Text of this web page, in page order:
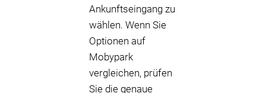
Ankunftseingang zu
wählen. Wenn Sie
Optionen auf
Mobypark
vergleichen, prüfen
Sie die genaue